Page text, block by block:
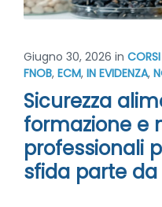
Giugno 30, 2026 in
FNOB, ECM, IN EVIDENZA,
Sicurezza
formazione e
professionali
sfida parte da